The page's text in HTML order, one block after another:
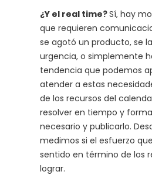
¿Y el real time?Sí, hay
que requieren
se agotó un producto, se
urgencia, o simplemente
tendencia que podemos
atender a estas
de los recursos del
resolver en tiempo y
necesario y publicarlo.
medimos si el esfuerzo
sentido en término de los
lograr.